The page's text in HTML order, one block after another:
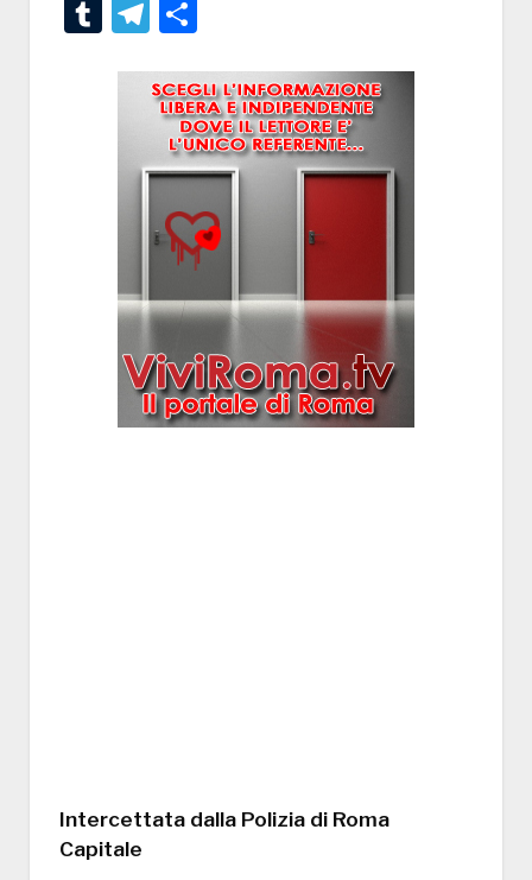
TumblrTelegram
Intercettata dalla Polizia di Roma
Capitale